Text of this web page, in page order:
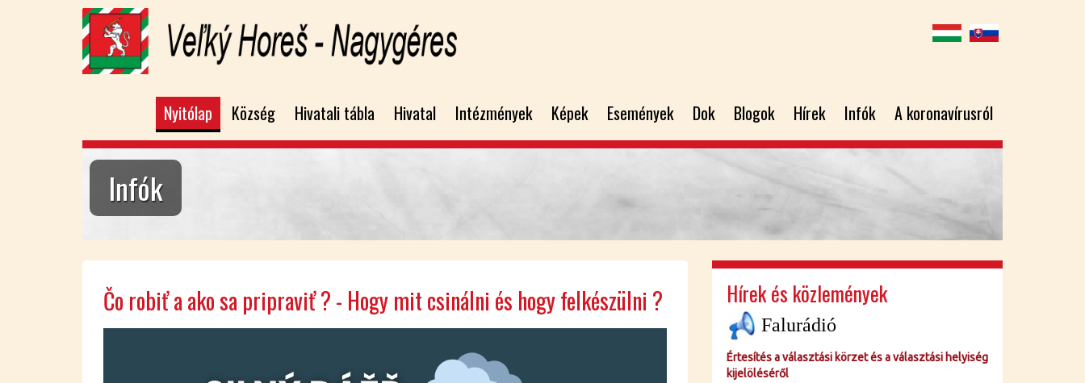
Nyitólap Község Hivatali tábla Hivatal Intézmények Képek Események Dok Blogok Hírek Infók A koronavírusról
Infók
Čo ro­biť a ako sa prip­ra­viť ? - Hogy mit csi­nál­ni és hogy fel­ké­szül­ni ? Hírek és közlemények
Falurádió
Értesítés a választási körzet és a választási helyiség
kijelöléséről